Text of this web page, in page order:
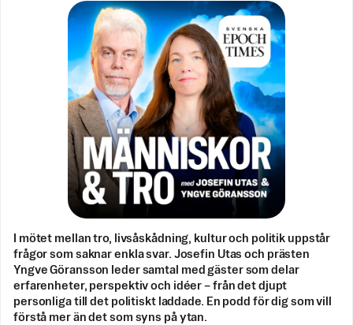
I mötet mellan tro, livsåskådning, kultur och politik uppstår
frågor som saknar enkla svar. Josefin Utas och prästen
Yngve Göransson leder samtal med gäster som delar
erfarenheter, perspektiv och idéer – från det djupt
personliga till det politiskt laddade. En podd för dig som vill
förstå mer än det som syns på ytan.